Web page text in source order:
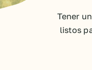
Tener
listos